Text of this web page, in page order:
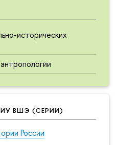
исторических
ВШЭ (СЕРИИ)
России